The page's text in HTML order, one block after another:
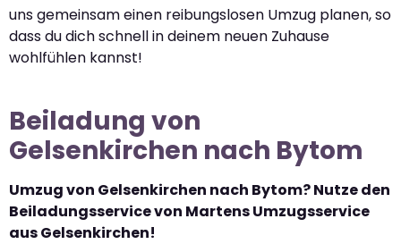
uns gemeinsam einen reibungslosen Umzug planen, so
dass du dich schnell in deinem neuen Zuhause
wohlfühlen kannst!
Beiladung von
Gelsenkirchen nach Bytom
Umzug von Gelsenkirchen nach Bytom? Nutze den
Beiladungsservice von Martens Umzugsservice
aus Gelsenkirchen!